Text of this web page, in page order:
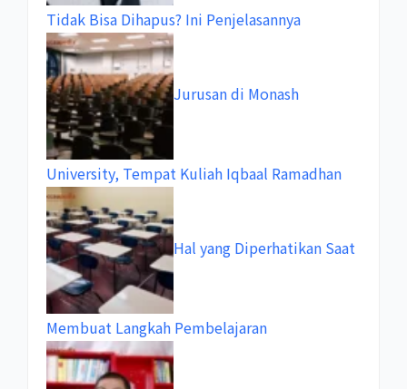
Tidak Bisa Dihapus? Ini Penjelasannya
Jurusan di Monash
University, Tempat Kuliah Iqbaal Ramadhan
Hal yang Diperhatikan Saat
Membuat Langkah Pembelajaran